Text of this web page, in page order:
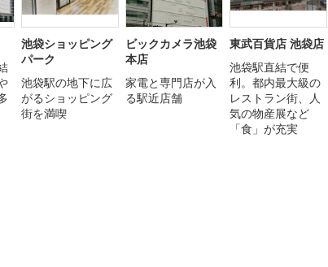
池袋ショッピング
パーク
池袋駅の地下に広
がるショッピング
街を満喫
ビックカメラ池袋
本店
家電と専門店が入
る駅近店舗
東武百貨店 池袋店
池袋駅直結で便
利。都内最大級の
レストラン街、人
気の物産展など
「食」が充実